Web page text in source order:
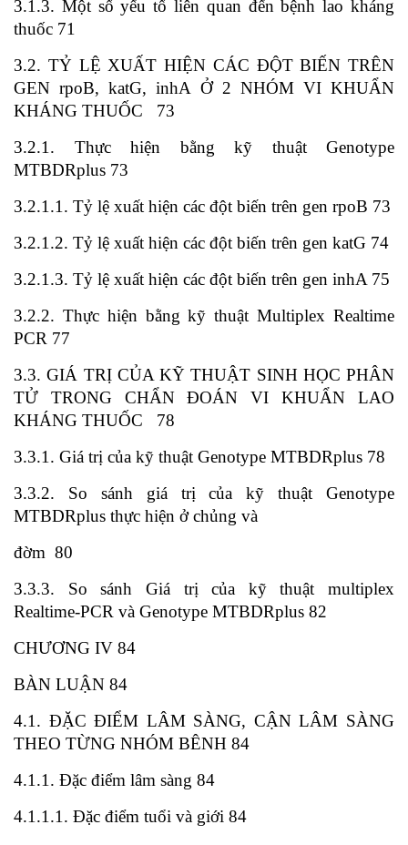
3.1.3. Một số yếu tố liên quan đến bệnh lao kháng
thuốc 71
3.2. TỶ LỆ XUẤT HIỆN CÁC ĐỘT BIẾN TRÊN
GEN rpoB, katG, inhA Ở 2 NHÓM VI KHUẨN
KHÁNG THUỐC 73
3.2.1. Thực hiện bằng kỹ thuật Genotype
MTBDRplus 73
3.2.1.1. Tỷ lệ xuất hiện các đột biến trên gen rpoB 73
3.2.1.2. Tỷ lệ xuất hiện các đột biến trên gen katG 74
3.2.1.3. Tỷ lệ xuất hiện các đột biến trên gen inhA 75
3.2.2. Thực hiện bằng kỹ thuật Multiplex Realtime
PCR 77
3.3. GIÁ TRỊ CỦA KỸ THUẬT SINH HỌC PHÂN
TỬ TRONG CHẨN ĐOÁN VI KHUẨN LAO
KHÁNG THUỐC 78
3.3.1. Giá trị của kỹ thuật Genotype MTBDRplus 78
3.3.2. So sánh giá trị của kỹ thuật Genotype
MTBDRplus thực hiện ở chủng và
đờm 80
3.3.3. So sánh Giá trị của kỹ thuật multiplex
Realtime-PCR và Genotype MTBDRplus 82
CHƯƠNG IV 84
BÀN LUẬN 84
4.1. ĐẶC ĐIỂM LÂM SÀNG, CẬN LÂM SÀNG
THEO TỪNG NHÓM BÊNH 84
4.1.1. Đặc điểm lâm sàng 84
4.1.1.1. Đặc điểm tuổi và giới 84